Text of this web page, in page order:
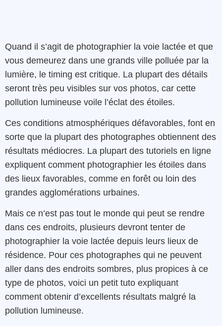
Quand il s’agit de photographier la voie lactée et que
vous demeurez dans une grands ville polluée par la
lumière, le timing est critique. La plupart des détails
seront très peu visibles sur vos photos, car cette
pollution lumineuse voile l’éclat des étoiles.
Ces conditions atmosphériques défavorables, font en
sorte que la plupart des photographes obtiennent des
résultats médiocres. La plupart des tutoriels en ligne
expliquent comment photographier les étoiles dans
des lieux favorables, comme en forêt ou loin des
grandes agglomérations urbaines.
Mais ce n’est pas tout le monde qui peut se rendre
dans ces endroits, plusieurs devront tenter de
photographier la voie lactée depuis leurs lieux de
résidence. Pour ces photographes qui ne peuvent
aller dans des endroits sombres, plus propices à ce
type de photos, voici un petit tuto expliquant
comment obtenir d’excellents résultats malgré la
pollution lumineuse.